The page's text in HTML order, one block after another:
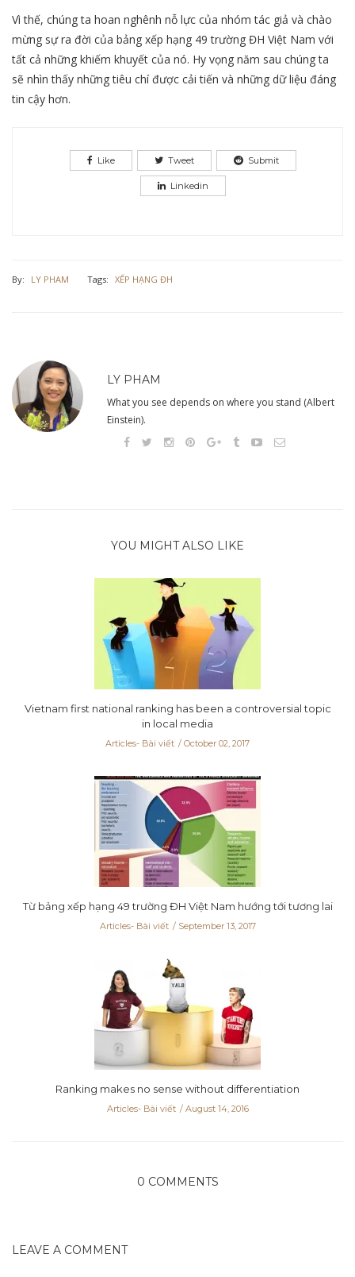
Vì thế, chúng ta hoan nghênh nỗ lực của nhóm tác giả và chào
mừng sự ra đời của bảng xếp hạng 49 trường ĐH Việt Nam với
tất cả những khiếm khuyết của nó. Hy vọng năm sau chúng ta
sẽ nhìn thấy những tiêu chí được cải tiến và những dữ liệu đáng
tin cậy hơn.
Like Tweet Submit
Linkedin
By: LY PHAM Tags: XẾP HẠNG ĐH
LY PHAM
What you see depends on where you stand (Albert
Einstein).
YOU MIGHT ALSO LIKE
Vietnam first national ranking has been a controversial topic
in local media
Articles- Bài viết October 02, 2017
Từ bảng xếp hạng 49 trường ĐH Việt Nam hướng tới tương lai
Articles- Bài viết September 13, 2017
Ranking makes no sense without differentiation
Articles- Bài viết August 14, 2016
0 COMMENTS
LEAVE A COMMENT